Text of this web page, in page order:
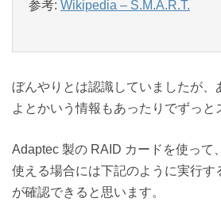
参考: Wikipedia – S.M.A.R.T.
ぼんやりとは認識していましたが、
よとかいう情報もあったりでずっと
Adaptec 製の RAID カードを使って
使える場合には下記のように実行す
が確認できると思います。